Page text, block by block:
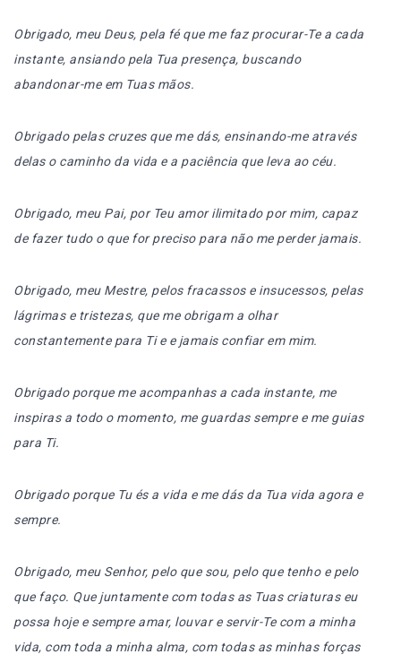
Obrigado, meu Deus, pela fé que me faz procurar-Te a cada
instante, ansiando pela Tua presença, buscando
abandonar-me em Tuas mãos.
Obrigado pelas cruzes que me dás, ensinando-me através
delas o caminho da vida e a paciência que leva ao céu.
Obrigado, meu Pai, por Teu amor ilimitado por mim, ca­paz
de fazer tudo o que for preciso para não me perder jamais.
Obrigado, meu Mestre, pelos fracassos e insucessos, pelas
lágrimas e tristezas, que me obrigam a olhar
constantemente para Ti e e jamais confiar em mim.
Obrigado porque me acompanhas a cada instante, me
inspiras a todo o momento, me guardas sempre e me guias
para Ti.
Obrigado porque Tu és a vida e me dás da Tua vida agora e
sempre.
Obrigado, meu Senhor, pelo que sou, pelo que tenho e pelo
que faço. Que juntamente com todas as Tuas criaturas eu
possa hoje e sempre amar, louvar e servir-Te com a minha
vida, com toda a minha alma, com todas as minhas forças